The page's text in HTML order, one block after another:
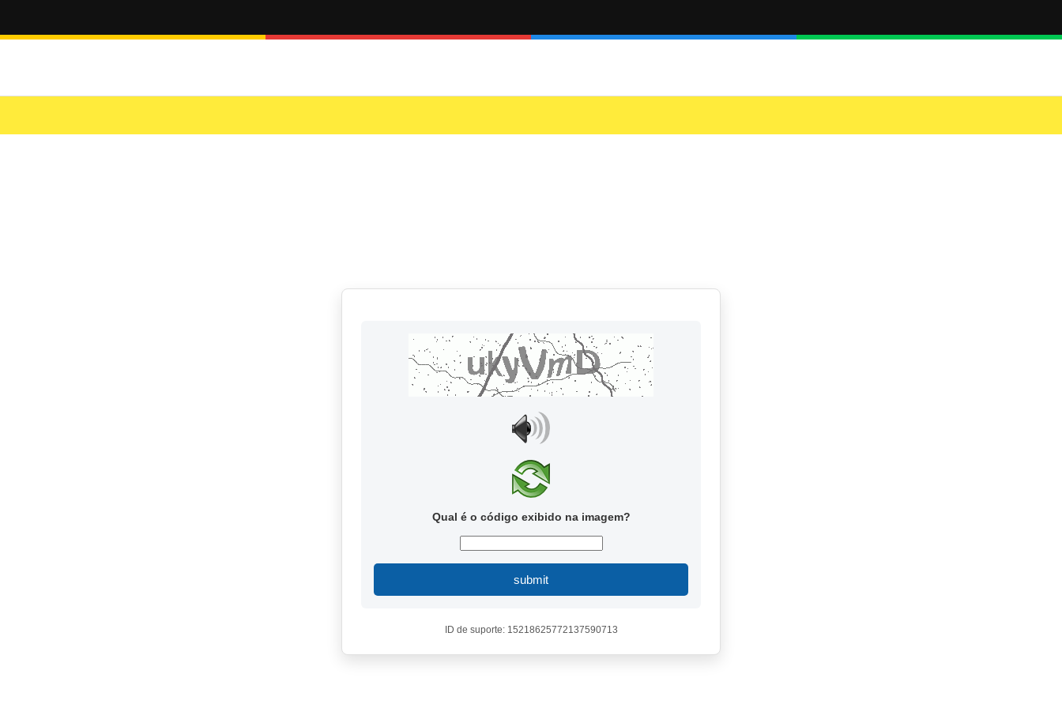
Qual é o código exibido na imagem?
submit
ID de suporte: 15218625772137590713